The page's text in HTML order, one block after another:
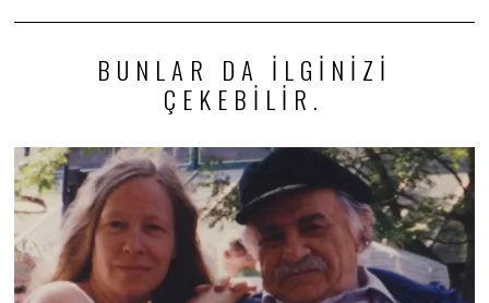
BUNLAR DA ILGINIZI
ÇEKEBILIR.